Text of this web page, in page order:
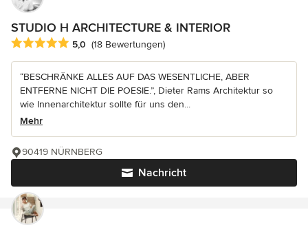
STUDIO H ARCHITECTURE & INTERIOR
Durchschnittliche Bewertung: 5 von 5 Sternen
5,0 (18 Bewertungen)
“BESCHRÄNKE ALLES AUF DAS WESENTLICHE, ABER
ENTFERNE NICHT DIE POESIE.”, Dieter Rams Architektur so
wie Innenarchitektur sollte für uns den...
Mehr
Nachricht
90419 NÜRNBERG